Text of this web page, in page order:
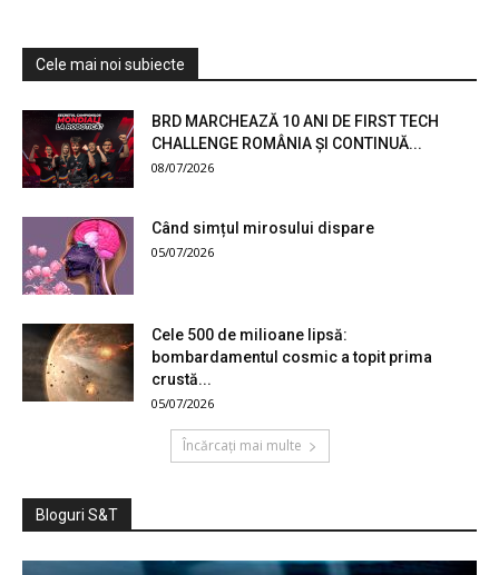
Cele mai noi subiecte
BRD MARCHEAZĂ 10 ANI DE FIRST TECH
CHALLENGE ROMÂNIA ȘI CONTINUĂ...
08/07/2026
Când simțul mirosului dispare
05/07/2026
Cele 500 de milioane lipsă:
bombardamentul cosmic a topit prima
crustă...
05/07/2026
Încărcați mai multe
Bloguri S&T